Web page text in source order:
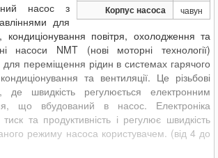
Корпус насоса чавун
насос з
для
повітря, охолодження та
насоси NMT (нові моторні технології)
для переміщення рідин в системах гарячого
та вентиляції. Це різьбові
де швидкість регулюється електронним
що вбудований в насос. Електроніка
та продуктивність і регулює швидкість
режиму насоса користувачем. (від4 до